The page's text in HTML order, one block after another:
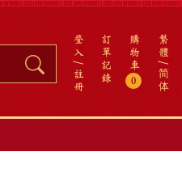
繁
體
简
体
購
物
車
0
訂
單
記
錄
登
入
註
冊